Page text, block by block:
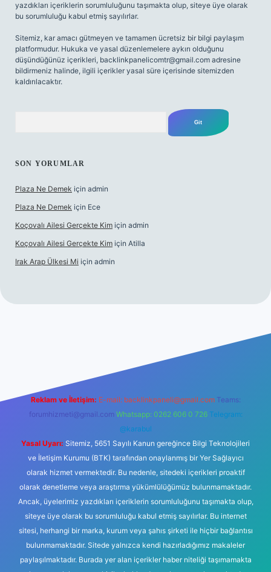
yazdıkları içeriklerin sorumluluğunu taşımakta olup, siteye üye olarak
bu sorumluluğu kabul etmiş sayılırlar.
Sitemiz, kar amacı gütmeyen ve tamamen ücretsiz bir bilgi paylaşım
platformudur. Hukuka ve yasal düzenlemelere aykırı olduğunu
düşündüğünüz içerikleri, backlinkpanelicomtr@gmail.com adresine
bildirmeniz halinde, ilgili içerikler yasal süre içerisinde sitemizden
kaldırılacaktır.
SON YORUMLAR
Plaza Ne Demek için admin
Plaza Ne Demek için Ece
Koçovalı Ailesi Gerçekte Kim için admin
Koçovalı Ailesi Gerçekte Kim için Atilla
Irak Arap Ülkesi Mi için admin
Reklam ve İletişim: E-mail: backlinkpaneli@gmail.com Teams:
forumhizmeti@gmail.com Whatsapp: 0262 606 0 726 Telegram:
@karabul
Yasal Uyarı: Sitemiz, 5651 Sayılı Kanun gereğince Bilgi Teknolojileri
ve İletişim Kurumu (BTK) tarafından onaylanmış bir Yer Sağlayıcı
olarak hizmet vermektedir. Bu nedenle, sitedeki içerikleri proaktif
olarak denetleme veya araştırma yükümlülüğümüz bulunmamaktadır.
Ancak, üyelerimiz yazdıkları içeriklerin sorumluluğunu taşımakta olup,
siteye üye olarak bu sorumluluğu kabul etmiş sayılırlar. Bu internet
sitesi, herhangi bir marka, kurum veya şahıs şirketi ile hiçbir bağlantısı
bulunmamaktadır. Sitede yalnızca kendi hazırladığımız makaleler
paylaşılmaktadır. Burada yer alan içerikler haber niteliği taşımamakta